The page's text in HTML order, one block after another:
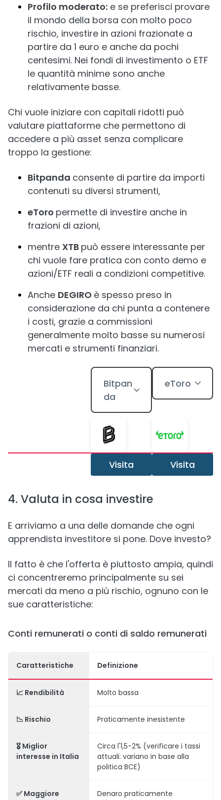
Profilo moderato: e se preferisci provare
il mondo della borsa con molto poco
rischio, investire in azioni frazionate a
partire da 1 euro e anche da pochi
centesimi. Nei fondi di investimento o ETF
le quantità minime sono anche
relativamente basse.
Chi vuole iniziare con capitali ridotti può
valutare piattaforme che permettono di
accedere a più asset senza complicare
troppo la gestione:
Bitpanda consente di partire da importi
contenuti su diversi strumenti,
eToro permette di investire anche in
frazioni di azioni,
mentre XTB può essere interessante per
chi vuole fare pratica con conto demo e
azioni/ETF reali a condizioni competitive.
Anche DEGIRO è spesso preso in
considerazione da chi punta a contenere
i costi, grazie a commissioni
generalmente molto basse su numerosi
mercati e strumenti finanziari.
Bitpan
da
eToro
Visita Visita
4. Valuta in cosa investire
E arriviamo a una delle domande che ogni
apprendista investitore si pone. Dove investo?
Il fatto è che l'offerta è piuttosto ampia, quindi
ci concentreremo principalmente su sei
mercati da meno a più rischio, ognuno con le
sue caratteristiche:
Conti remunerati o conti di saldo remunerati
Caratteristiche Definizione
📈 Rendibilità Molto bassa
📉 Rischio Praticamente inesistente
🎖️ Miglior
interesse in Italia
Circa l'1,5-2% (verificare i tassi
attuali: variano in base alla
politica BCE)
✅ Maggiore
Denaro praticamente